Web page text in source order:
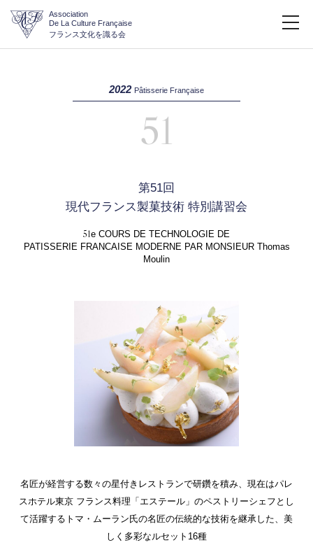
Association
De La Culture Française
フランス文化を識る会
2022 Pâtisserie Française
51
第51回
現代フランス製菓技術 特別講習会
51e COURS DE TECHNOLOGIE DE
PATISSERIE FRANCAISE MODERNE PAR MONSIEUR Thomas
Moulin
名匠が経営する数々の星付きレストランで研鑽を積み、 現在はパレ
スホテル東京 フランス料理「エステール」のペストリーシェフとし
て活躍する トマ・ムーラン氏の名匠の伝統的な技術を継承した、美
しく多彩なルセット16種